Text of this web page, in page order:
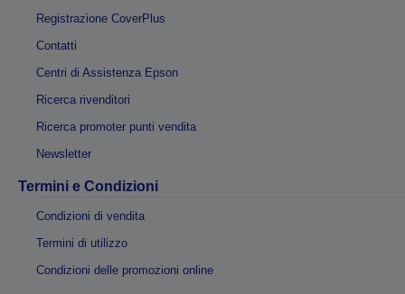
Registrazione CoverPlus
Contatti
Centri di Assistenza Epson
Ricerca rivenditori
Ricerca promoter punti vendita
Newsletter
Termini e Condizioni
Condizioni di vendita
Termini di utilizzo
Condizioni delle promozioni online